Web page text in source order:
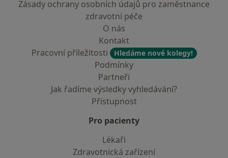
Zásady ochrany osobních údajů pro zaměstnance
zdravotní péče
O nás
Kontakt
Pracovní příležitosti
Hledáme nové kolegy!
Podmínky
Partneři
Jak řadíme výsledky vyhledávání?
Přístupnost
Pro pacienty
Lékaři
Zdravotnická zařízení